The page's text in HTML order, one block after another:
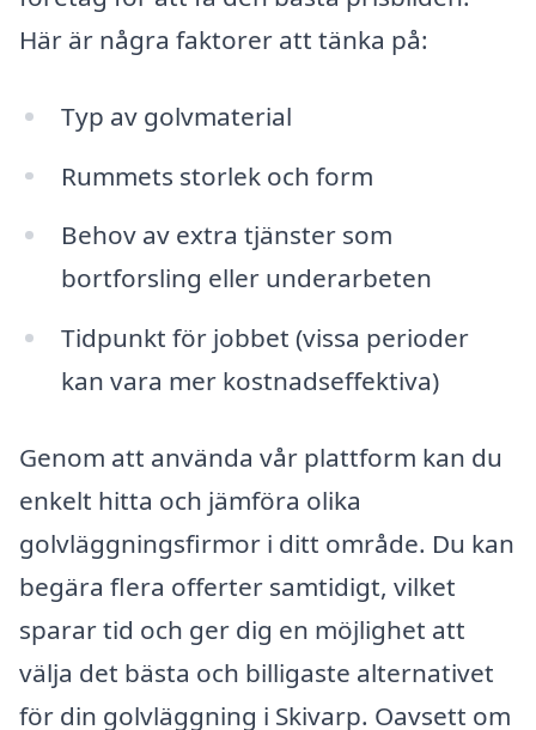
Här är några faktorer att tänka på:
Typ av golvmaterial
Rummets storlek och form
Behov av extra tjänster som
bortforsling eller underarbeten
Tidpunkt för jobbet (vissa perioder
kan vara mer kostnadseffektiva)
Genom att använda vår plattform kan du
enkelt hitta och jämföra olika
golvläggningsfirmor i ditt område. Du kan
begära flera offerter samtidigt, vilket
sparar tid och ger dig en möjlighet att
välja det bästa och billigaste alternativet
för din golvläggning i Skivarp. Oavsett om